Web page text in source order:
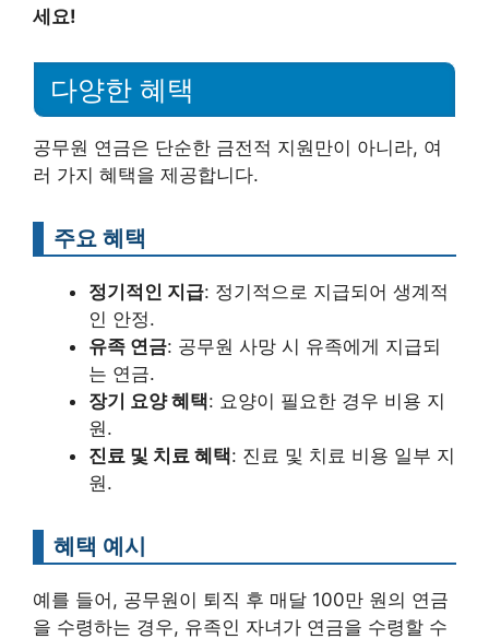
세요!
다양한 혜택
공무원 연금은 단순한 금전적 지원만이 아니라, 여
러 가지 혜택을 제공합니다.
주요 혜택
정기적인 지급: 정기적으로 지급되어 생계적
인 안정.
유족 연금: 공무원 사망 시 유족에게 지급되
는 연금.
장기 요양 혜택: 요양이 필요한 경우 비용 지
원.
진료 및 치료 혜택: 진료 및 치료 비용 일부 지
원.
혜택 예시
예를 들어, 공무원이 퇴직 후 매달 100만 원의 연금
을 수령하는 경우, 유족인 자녀가 연금을 수령할 수